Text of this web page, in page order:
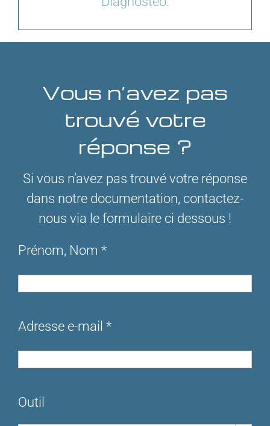
Vous n’avez pas
trouvé votre
réponse ?
Si vous n’avez pas trouvé votre réponse
dans notre documentation, contactez-
nous via le formulaire ci dessous !
Prénom, Nom *
Adresse e-mail *
Outil